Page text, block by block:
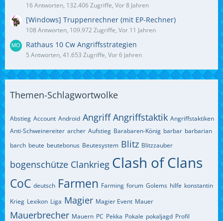
16 Antworten, 132.406 Zugriffe, Vor 8 Jahren
[Windows] Truppenrechner (mit EP-Rechner)
108 Antworten, 109.972 Zugriffe, Vor 11 Jahren
Rathaus 10 Cw Angriffsstrategien
5 Antworten, 41.653 Zugriffe, Vor 6 Jahren
Themen-Schlagwortwolke
Abstieg Account Android Angriff Angriffstaktik Angriffstaktiken
Anti-Schweinereiter archer Aufstieg Barabaren-König barbar barbarian
barch beute beutebonus Beutesystem Blitz Blitzzauber
bogenschütze Clankrieg Clash of Clans
CoC deutsch Farmen Farming forum Golems hilfe konstantin
Krieg Lexikon Liga Magier Magier Event Mauer
Mauerbrecher Mauern PC Pekka Pokale pokaljagd Profil